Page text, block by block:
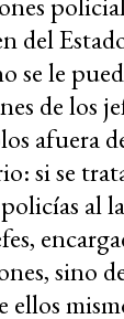
del
se le
de los
afuera
si se
al
sino
ellos